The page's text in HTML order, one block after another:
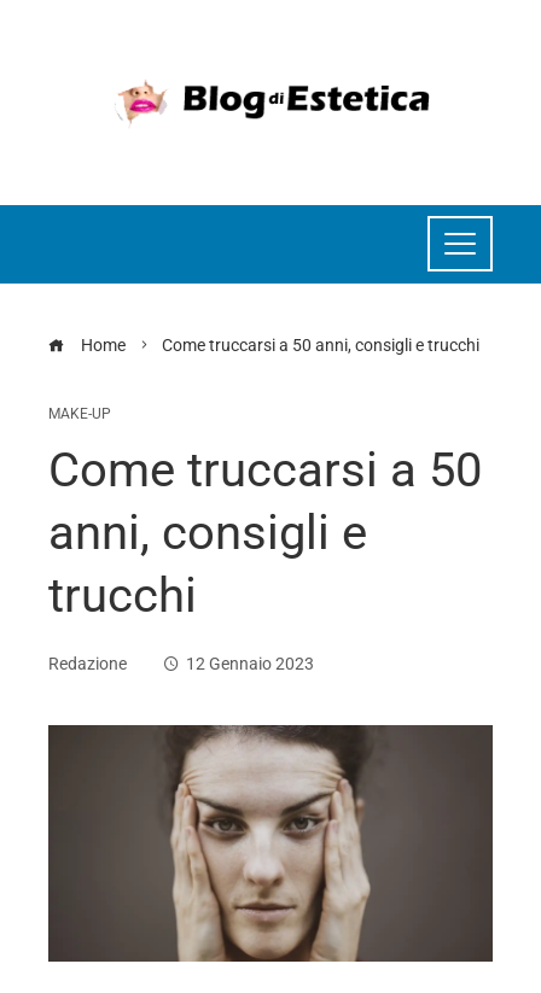
Home Come truccarsi a 50 anni, consigli e trucchi
MAKE-UP
Come truccarsi a 50
anni, consigli e
trucchi
Redazione 12 Gennaio 2023